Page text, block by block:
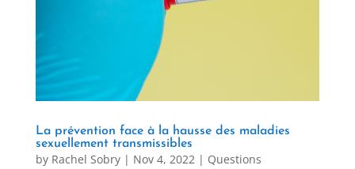
La prévention face à la hausse des maladies
sexuellement transmissibles
by Rachel Sobry| Nov 4, 2022| Questions